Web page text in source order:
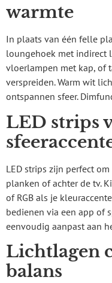
warmte
In plaats van één felle
loungehoek met indirect
vloerlampen met kap, of
verspreiden. Warm wit
ontspannen sfeer.
LED strips
LED strips zijn perfect
planken of achter de tv.
of RGB als je
bedienen via een app of
eenvoudig aanpast aan
Lichtlagen
balans